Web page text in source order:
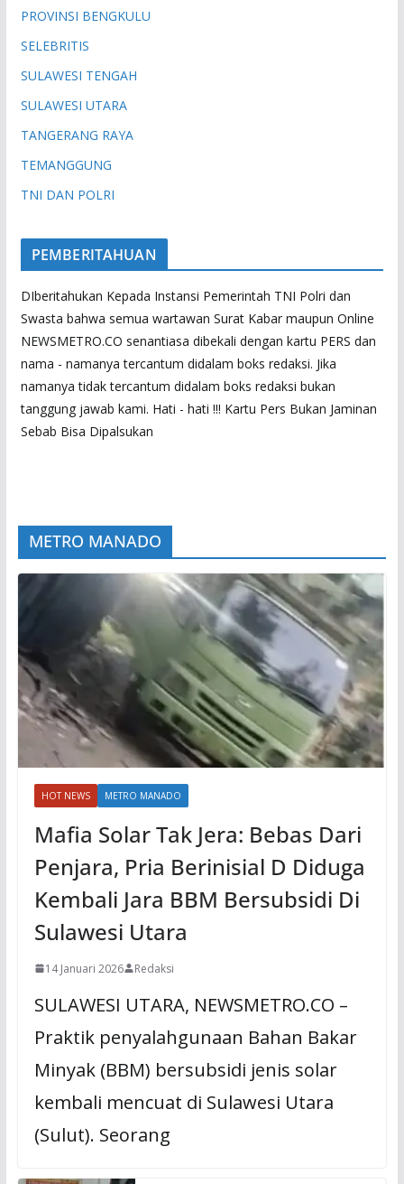
PROVINSI BENGKULU
SELEBRITIS
SULAWESI TENGAH
SULAWESI UTARA
TANGERANG RAYA
TEMANGGUNG
TNI DAN POLRI
PEMBERITAHUAN
DIberitahukan Kepada Instansi Pemerintah TNI Polri dan
Swasta bahwa semua wartawan Surat Kabar maupun Online
NEWSMETRO.CO senantiasa dibekali dengan kartu PERS dan
nama - namanya tercantum didalam boks redaksi. Jika
namanya tidak tercantum didalam boks redaksi bukan
tanggung jawab kami. Hati - hati !!! Kartu Pers Bukan Jaminan
Sebab Bisa Dipalsukan
METRO MANADO
HOT NEWS METRO MANADO
Mafia Solar Tak Jera: Bebas Dari
Penjara, Pria Berinisial D Diduga
Kembali Jara BBM Bersubsidi Di
Sulawesi Utara
14 Januari 2026 Redaksi
SULAWESI UTARA, NEWSMETRO.CO –
Praktik penyalahgunaan Bahan Bakar
Minyak (BBM) bersubsidi jenis solar
kembali mencuat di Sulawesi Utara
(Sulut). Seorang